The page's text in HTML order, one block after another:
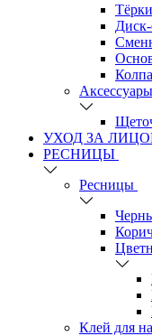
Аксессуары
УХОД ЗА
РЕСНИЦЫ
Ресницы
Клей для